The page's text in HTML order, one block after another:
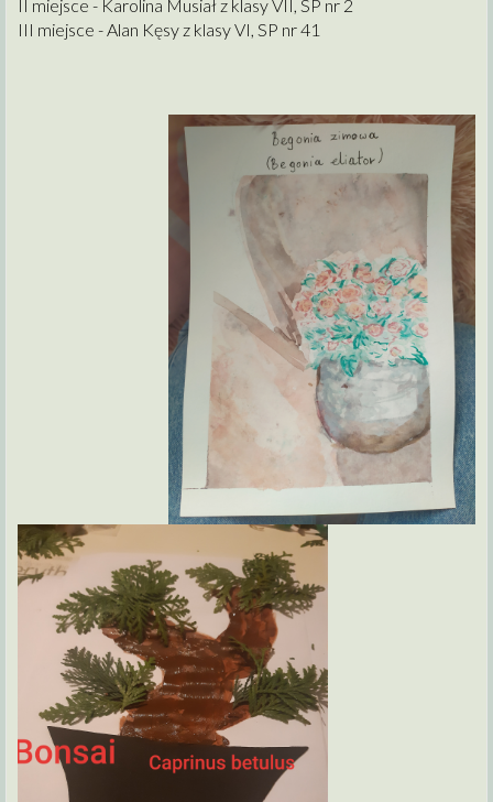
II miejsce - Karolina Musiał z klasy VII, SP nr 2
III miejsce - Alan Kęsy z klasy VI, SP nr 41